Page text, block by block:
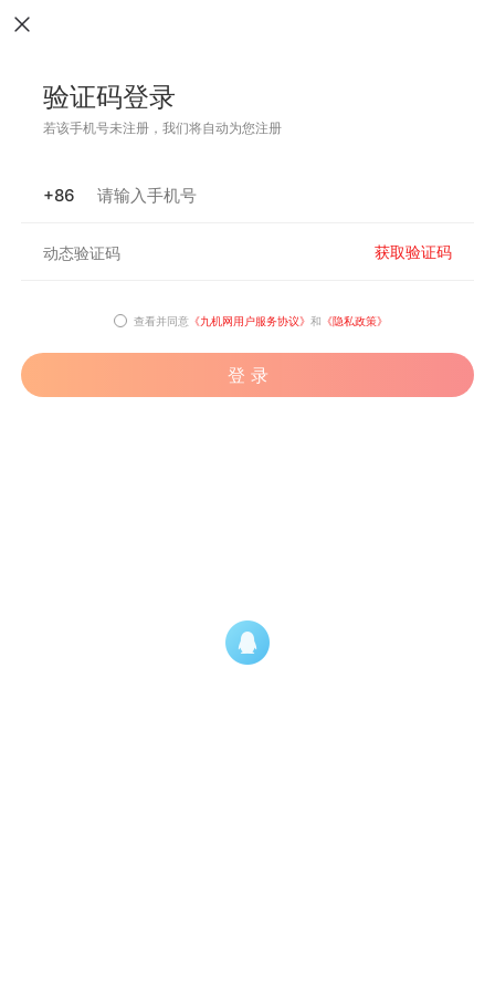
验证码登录
若该手机号未注册，我们将自动为您注册
+86
获取验证码
查看并同意 《九机网用户服务协议》 和 《隐私政策》
登 录